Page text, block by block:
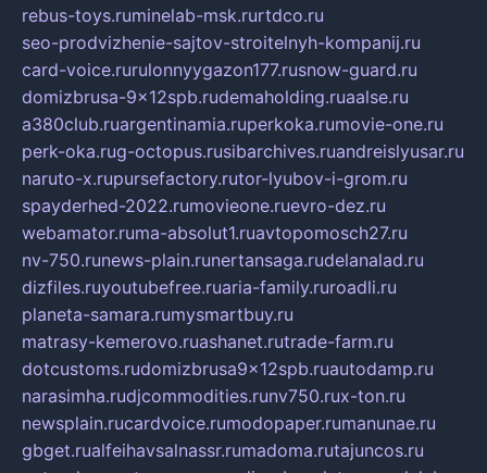
rebus-toys.ruminelab-msk.rurtdco.ru
seo-prodvizhenie-sajtov-stroitelnyh-kompanij.ru
card-voice.rurulonnyygazon177.rusnow-guard.ru
domizbrusa-9x12spb.rudemaholding.ruaalse.ru
a380club.ruargentinamia.ruperkoka.rumovie-one.ru
perk-oka.rug-octopus.rusibarchives.ruandreislyusar.ru
naruto-x.rupursefactory.rutor-lyubov-i-grom.ru
spayderhed-2022.rumovieone.ruevro-dez.ru
webamator.ruma-absolut1.ruavtopomosch27.ru
nv-750.runews-plain.runertansaga.rudelanalad.ru
dizfiles.ruyoutubefree.ruaria-family.ruroadli.ru
planeta-samara.rumysmartbuy.ru
matrasy-kemerovo.ruashanet.rutrade-farm.ru
dotcustoms.rudomizbrusa9x12spb.ruautodamp.ru
narasimha.rudjcommodities.runv750.rux-ton.ru
newsplain.rucardvoice.rumodopaper.rumanunae.ru
gbget.rualfeihavsalnassr.rumadoma.rutajuncos.ru